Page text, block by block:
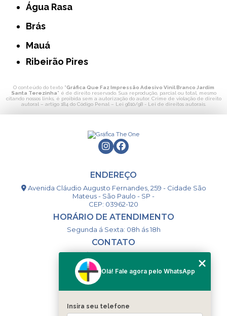
Água Rasa
Brás
Mauá
Ribeirão Pires
O conteúdo do texto "Gráfica Que Faz Impressão Adesivo Vinil Branco Jardim
Santa Terezinha" é de direito reservado. Sua reprodução, parcial ou total, mesmo
citando nossos links, é proibida sem a autorização do autor. Crime de violação de direito
autoral – artigo 184 do Código Penal – Lei 9610/98 - Lei de direitos autorais.
ENDEREÇO
Avenida Cláudio Augusto Fernandes, 259 - Cidade São
Mateus - São Paulo - SP -
CEP: 03962-120
HORÁRIO DE ATENDIMENTO
Segunda á Sexta: 08h ás 18h
CONTATO
(11) 98993-9556
togsm1@gmail.com
MENU
Olá! Fale agora pelo WhatsApp
Insira seu telefone